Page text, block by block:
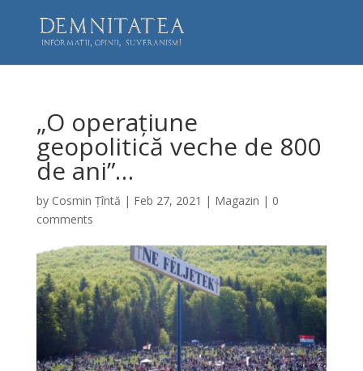
„O operațiune
geopolitică veche de 800
de ani”…
by Cosmin Țîntă | Feb 27, 2021 | Magazin | 0
comments